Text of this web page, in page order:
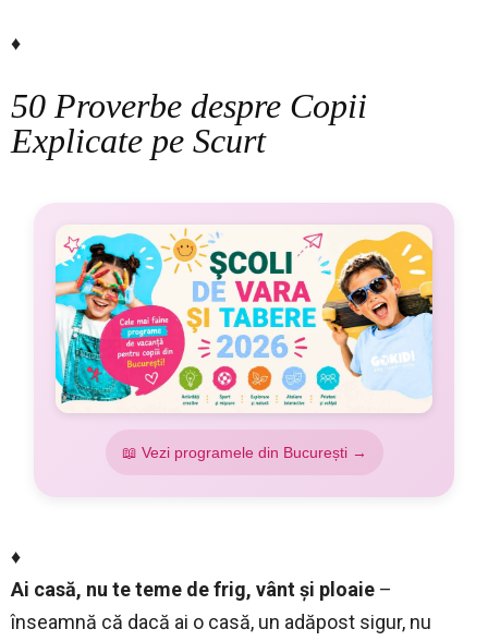
♦
50 Proverbe despre Copii
Explicate pe Scurt
📖 Vezi programele din București →
♦
Ai casă, nu te teme de frig, vânt și ploaie –
înseamnă că dacă ai o casă, un adăpost sigur, nu